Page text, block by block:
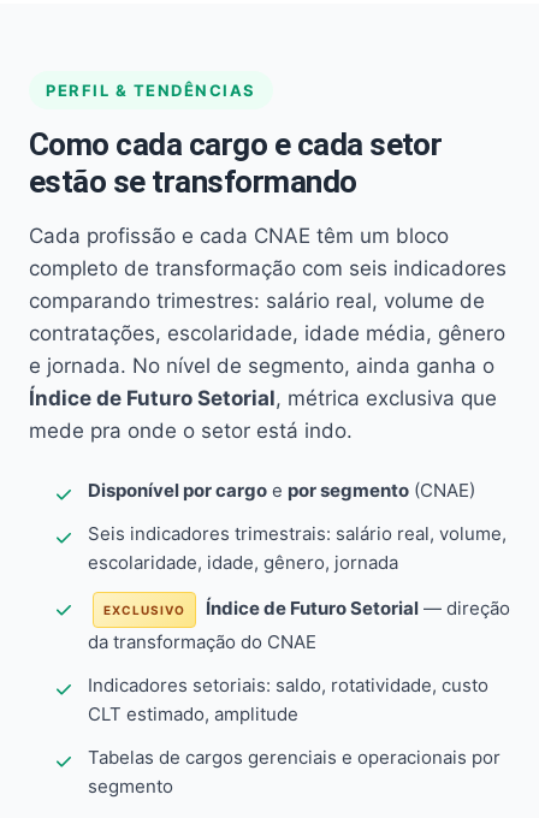
PERFIL & TENDÊNCIAS
Como cada cargo e cada setor
estão se transformando
Cada profissão e cada CNAE têm um bloco
completo de transformação com seis indicadores
comparando trimestres: salário real, volume de
contratações, escolaridade, idade média, gênero
e jornada. No nível de segmento, ainda ganha o
Índice de Futuro Setorial, métrica exclusiva que
mede pra onde o setor está indo.
Disponível por cargo e por segmento (CNAE)
Seis indicadores trimestrais: salário real, volume,
escolaridade, idade, gênero, jornada
EXCLUSIVO Índice de Futuro Setorial — direção
da transformação do CNAE
Indicadores setoriais: saldo, rotatividade, custo
CLT estimado, amplitude
Tabelas de cargos gerenciais e operacionais por
segmento